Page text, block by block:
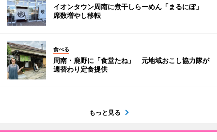
イオンタウン周南に煮干しらーめん「まるにぼ」
席数増やし移転
食べる
周南・鹿野に「食堂たね」 元地域おこし協力隊が
週替わり定食提供
もっと見る